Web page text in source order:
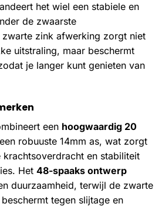
het wiel een stabiele en
de zwaarste
zwarte zink afwerking zorgt niet
uitstraling, maar beschermt
je langer kunt genieten van
een hoogwaardig 20
robuuste 14mm as, wat zorgt
en stabiliteit
Het 48-spaaks ontwerp
duurzaamheid, terwijl de zwarte
tegen slijtage en